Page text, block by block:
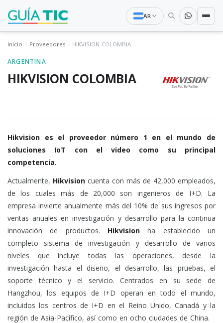
AR
Inicio Proveedores HIKVISION COLOMBIA
ARGENTINA
HIKVISION COLOMBIA
Hikvision es el proveedor número 1 en el mundo de
soluciones IoT con el video como su principal
competencia.
Actualmente, Hikvision cuenta con más de 42,000 empleados,
de los cuales más de 20,000 son ingenieros de I+D. La
empresa invierte anualmente más del 10% de sus ingresos por
ventas anuales en investigación y desarrollo para la continua
innovación de productos. Hikvision ha establecido un
completo sistema de investigación y desarrollo de varios
niveles que incluye todas las operaciones, desde la
investigación hasta el diseño, el desarrollo, las pruebas, el
soporte técnico y el servicio. Centrados en su sede de
Hangzhou, los equipos de I+D operan en todo el mundo,
incluidos los centros de I+D en el Reino Unido, Canadá y la
región de Asia-Pacífico, así como en ocho ciudades de China.